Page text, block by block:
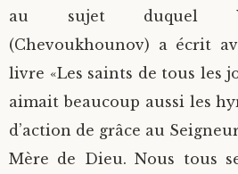
au sujet duquel
(Chevoukhounov) a écrit
livre «Les saints de tous les
aimait beaucoup aussi les
d’action de grâce au
Mère de Dieu. Nous tous